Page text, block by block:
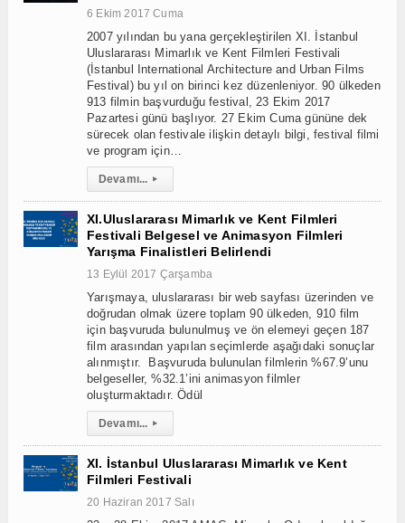
6 Ekim 2017 Cuma
2007 yılından bu yana gerçekleştirilen XI. İstanbul
Uluslararası Mimarlık ve Kent Filmleri Festivali
(İstanbul International Architecture and Urban Films
Festival) bu yıl on birinci kez düzenleniyor. 90 ülkeden
913 filmin başvurduğu festival, 23 Ekim 2017
Pazartesi günü başlıyor. 27 Ekim Cuma gününe dek
sürecek olan festivale ilişkin detaylı bilgi, festival filmi
ve program için…
Devamı... ▸
XI.Uluslararası Mimarlık ve Kent Filmleri
Festivali Belgesel ve Animasyon Filmleri
Yarışma Finalistleri Belirlendi
13 Eylül 2017 Çarşamba
Yarışmaya, uluslararası bir web sayfası üzerinden ve
doğrudan olmak üzere toplam 90 ülkeden, 910 film
için başvuruda bulunulmuş ve ön elemeyi geçen 187
film arasından yapılan seçimlerde aşağıdaki sonuçlar
alınmıştır. Başvuruda bulunulan filmlerin %67.9’unu
belgeseller, %32.1’ini animasyon filmler
oluşturmaktadır. Ödül
Devamı... ▸
XI. İstanbul Uluslararası Mimarlık ve Kent
Filmleri Festivali
20 Haziran 2017 Salı